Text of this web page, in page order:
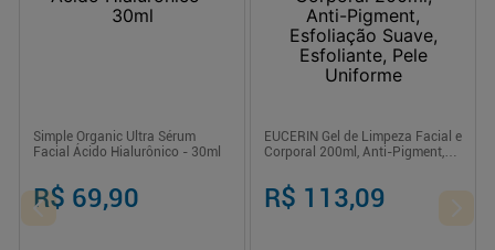
Simple Organic Ultra Sérum
Facial Ácido Hialurônico - 30ml
R$ 69,90
EUCERIN Gel de Limpeza Facial e
Corporal 200ml, Anti-Pigment,
Pele Uniforme
R$ 113,09